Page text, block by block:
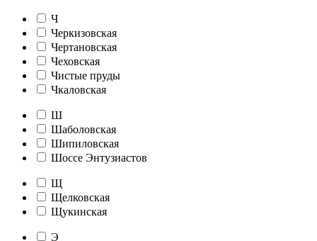
Ч
Черкизовская
Чертановская
Чеховская
Чистые пруды
Чкаловская
Ш
Шаболовская
Шипиловская
Шоссе Энтузиастов
Щ
Щелковская
Щукинская
Э